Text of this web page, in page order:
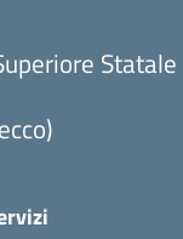
Statale